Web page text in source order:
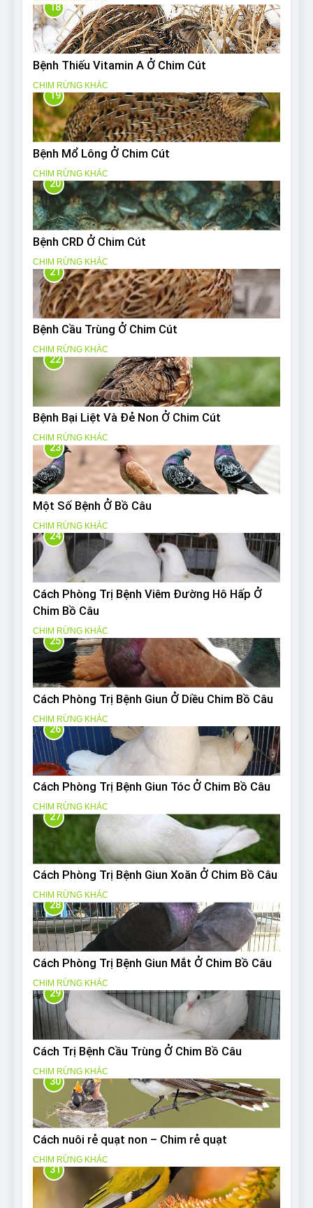
18
Bệnh Thiếu Vitamin A Ở Chim Cút
CHIM RỪNG KHÁC
19
Bệnh Mổ Lông Ở Chim Cút
CHIM RỪNG KHÁC
20
Bệnh CRD Ở Chim Cút
CHIM RỪNG KHÁC
21
Bệnh Cầu Trùng Ở Chim Cút
CHIM RỪNG KHÁC
22
Bệnh Bại Liệt Và Đẻ Non Ở Chim Cút
CHIM RỪNG KHÁC
23
Một Số Bệnh Ở Bồ Câu
CHIM RỪNG KHÁC
24
Cách Phòng Trị Bệnh Viêm Đường Hô Hấp Ở
Chim Bồ Câu
CHIM RỪNG KHÁC
25
Cách Phòng Trị Bệnh Giun Ở Diều Chim Bồ Câu
CHIM RỪNG KHÁC
26
Cách Phòng Trị Bệnh Giun Tóc Ở Chim Bồ Câu
CHIM RỪNG KHÁC
27
Cách Phòng Trị Bệnh Giun Xoăn Ở Chim Bồ Câu
CHIM RỪNG KHÁC
28
Cách Phòng Trị Bệnh Giun Mắt Ở Chim Bồ Câu
CHIM RỪNG KHÁC
29
Cách Trị Bệnh Cầu Trùng Ở Chim Bồ Câu
CHIM RỪNG KHÁC
30
Cách nuôi rẻ quạt non – Chim rẻ quạt
CHIM RỪNG KHÁC
31